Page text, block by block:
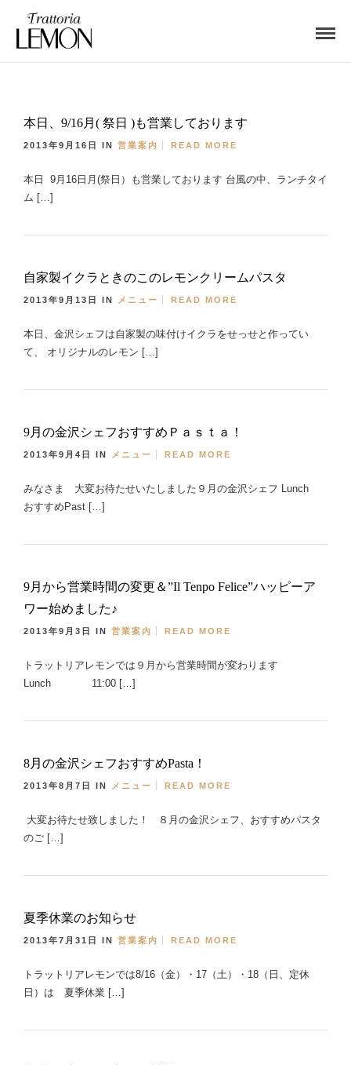
本日、9/16月( 祭日 )も営業しております
2013年9月16日 IN 営業案内 READ MORE
本日 9月16日月(祭日）も営業しております 台風の中、ランチタイ
ム […]
自家製イクラときのこのレモンクリームパスタ
2013年9月13日 IN メニュー READ MORE
本日、金沢シェフは自家製の味付けイクラをせっせと作ってい
て、 オリジナルのレモン […]
9月の金沢シェフおすすめＰａｓｔａ！
2013年9月4日 IN メニュー READ MORE
みなさま 大変お待たせいたしました９月の金沢シェフ Lunch
おすすめPast […]
9月から営業時間の変更＆”Il Tenpo Felice”ハッピーア
ワー始めました♪
2013年9月3日 IN 営業案内 READ MORE
トラットリアレモンでは９月から営業時間が変わります
Lunch 11:00 […]
8月の金沢シェフおすすめPasta！
2013年8月7日 IN メニュー READ MORE
大変お待たせ致しました！ ８月の金沢シェフ、おすすめパスタ
のご […]
夏季休業のお知らせ
2013年7月31日 IN 営業案内 READ MORE
トラットリアレモンでは8/16（金）・17（土）・18（日、定休
日）は 夏季休業 […]